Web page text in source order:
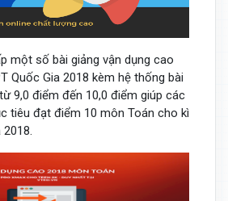
một số bài giảng vận dụng cao
Quốc Gia 2018 kèm hệ thống bài
9,0 điểm đến 10,0 điểm giúp các
tiêu đạt điểm 10 môn Toán cho kì